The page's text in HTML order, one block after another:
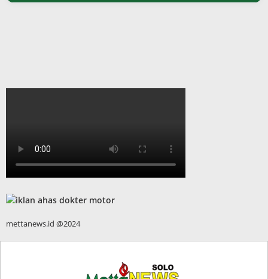
mettanews.id @2024